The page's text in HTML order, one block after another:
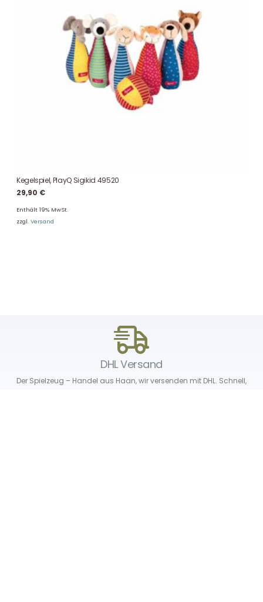
Kegelspiel, PlayQ Sigikid 49520
29,90 €
Enthält 19% MwSt.
zzgl. Versand
DHL Versand
Der Spielzeug – Handel aus Haan, wir versenden mit DHL. Schnell,